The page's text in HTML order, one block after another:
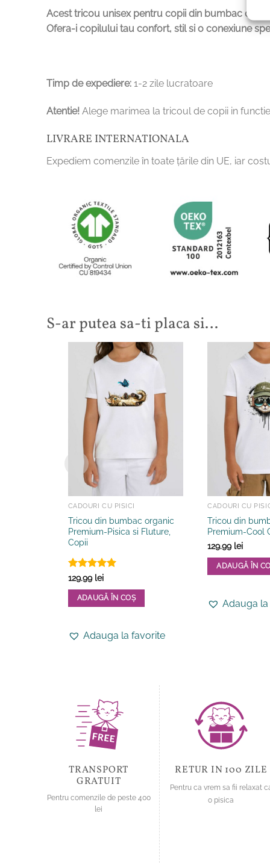
Acest tricou unisex pentru copii din bumbac
Ofera-i copilului tau confort, stil si o conexiune
Timp de expediere: 1-2 zile lucratoare
Atentie! Alege marimea la tricoul de copii in
LIVRARE INTERNATIONALA
Expediem comenzile în toate țările din UE, iar
S-ar putea sa-ti placa si…
CADOURI CU PISICI
Tricou din bumbac organic
Premium-Pisica si Fluture,
Copii
Evaluat la
129.99 lei
ADAUGĂ ÎN COȘ
are
pot
alese
pagina
produsului.
Adauga la favorite
CADOURI CU
Tricou din
Premium-Cool
129.99 lei
ADAUGĂ ÎN
are
alese
în
pagina
produsului.
Adauga
TRANSPORT
GRATUIT
Pentru comenzile de peste 400
lei
RETUR IN 100 ZILE
Pentru ca vrem sa fii relaxat
o pisica